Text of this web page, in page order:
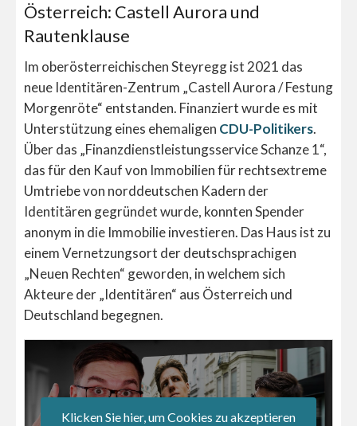
Österreich: Castell Aurora und
Rautenklause
Im oberösterreichischen Steyregg ist 2021 das
neue Identitären-Zentrum „Castell Aurora / Festung
Morgenröte“ entstanden. Finanziert wurde es mit
Unterstützung eines ehemaligen CDU-Politikers.
Über das „Finanzdienstleistungsservice Schanze 1“,
das für den Kauf von Immobilien für rechtsextreme
Umtriebe von norddeutschen Kadern der
Identitären gegründet wurde, konnten Spender
anonym in die Immobilie investieren. Das Haus ist zu
einem Vernetzungsort der deutschsprachigen
„Neuen Rechten“ geworden, in welchem sich
Akteure der „Identitären“ aus Österreich und
Deutschland begegnen.
Klicken Sie hier, um Cookies zu akzeptieren